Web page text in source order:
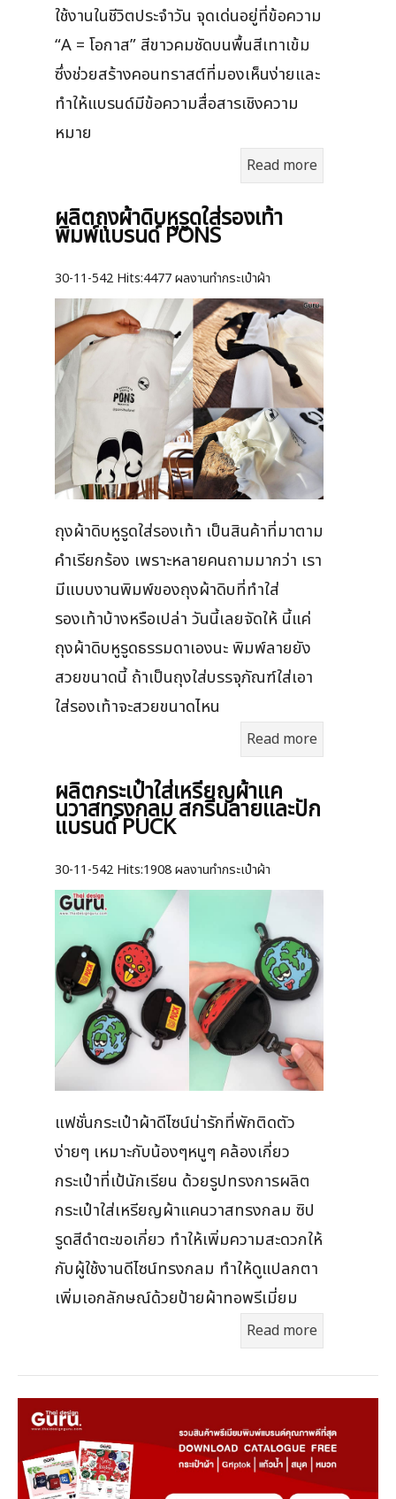
ใช้งานในชีวิตประจำวัน จุดเด่นอยู่ที่ข้อความ
“A = โอกาส” สีขาวคมชัดบนพื้นสีเทาเข้ม
ซึ่งช่วยสร้างคอนทราสต์ที่มองเห็นง่ายและ
ทำให้แบรนด์มีข้อความสื่อสารเชิงความ
หมาย
Read more
ผลิตถุงผ้าดิบหูรูดใส่รองเท้า
พิมพ์แบรนด์ PONS
30-11-542 Hits:4477 ผลงานทำกระเป๋าผ้า
ถุงผ้าดิบหูรูดใส่รองเท้า เป็นสินค้าที่มาตาม
คำเรียกร้อง เพราะหลายคนถามมากว่า เรา
มีแบบงานพิมพ์ของถุงผ้าดิบที่ทำใส่
รองเท้าบ้างหรือเปล่า วันนี้เลยจัดให้ นี้แค่
ถุงผ้าดิบหูรูดธรรมดาเองนะ พิมพ์ลายยัง
สวยขนาดนี้ ถ้าเป็นถุงใส่บรรจุภัณฑ์ใส่เอา
ใส่รองเท้าจะสวยขนาดไหน
Read more
ผลิตกระเป๋าใส่เหรียญผ้าแค
นวาสทรงกลม สกรีนลายและปัก
แบรนด์ PUCK
30-11-542 Hits:1908 ผลงานทำกระเป๋าผ้า
แฟชั่นกระเป๋าผ้าดีไซน์น่ารักที่พักติดตัว
ง่ายๆ เหมาะกับน้องๆหนูๆ คล้องเกี่ยว
กระเป๋าที่เป้นักเรียน ด้วยรูปทรงการผลิต
กระเป๋าใส่เหรียญผ้าแคนวาสทรงกลม ซิป
รูดสีดำตะขอเกี่ยว ทำให้เพิ่มความสะดวกให้
กับผู้ใช้งานดีไซน์ทรงกลม ทำให้ดูแปลกตา
เพิ่มเอกลักษณ์ด้วยป้ายผ้าทอพรีเมี่ยม
Read more